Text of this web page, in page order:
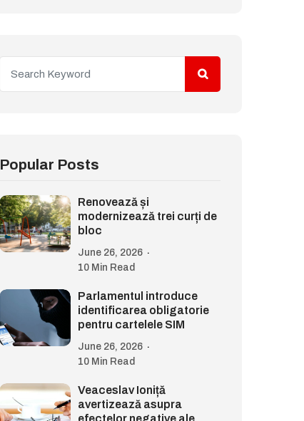
Popular Posts
Renovează și
modernizează trei curți de
bloc
June 26, 2026
10 Min Read
Parlamentul introduce
identificarea obligatorie
pentru cartelele SIM
June 26, 2026
10 Min Read
Veaceslav Ioniță
avertizează asupra
efectelor negative ale